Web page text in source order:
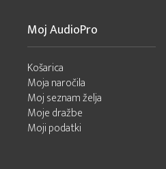
Moj AudioPro
Košarica
Moja naročila
Moj seznam želja
Moje dražbe
Moji podatki